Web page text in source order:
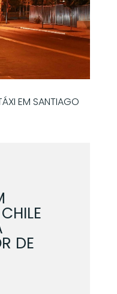
EM SANTIAGO
DE